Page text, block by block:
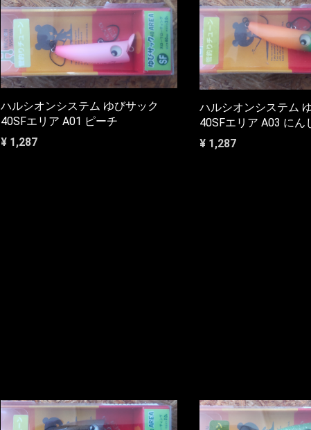
ハルシオンシステム ゆびサック
40SFエリア A01 ピーチ
¥ 1,287
ハルシオンシステム
40SFエリア A03 にん
¥ 1,287